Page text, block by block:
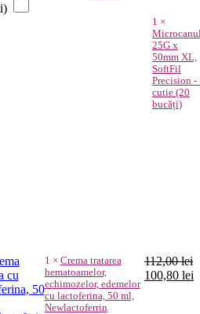
1 ×
25G x
50mm XL,
SoftFil
Precision -
cutie (20
bucăți)
1 × Crema tratarea
hematoamelor,
echimozelor, edemelor
cu lactoferina, 50 ml,
Newlactoferrin
112,00lei
Prețul
100,80 lei